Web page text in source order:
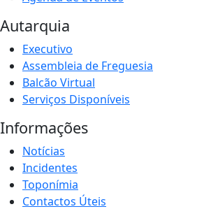
Autarquia
Executivo
Assembleia de Freguesia
Balcão Virtual
Serviços Disponíveis
Informações
Notícias
Incidentes
Toponímia
Contactos Úteis